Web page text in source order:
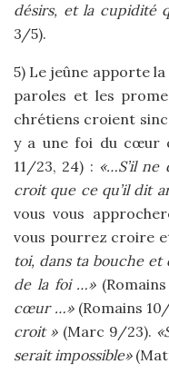
désirs, et la cupidité
3/5).
5) Le jeûne apporte
paroles et les
chrétiens croient
y a une foi du cœur
11/23, 24) : «…S’il
croit que ce qu’il dit
vous vous
vous pourrez croire
toi, dans ta bouche et
de la foi …»
cœur …»(Romains
croit »(Marc 9/23).
serait impossible»